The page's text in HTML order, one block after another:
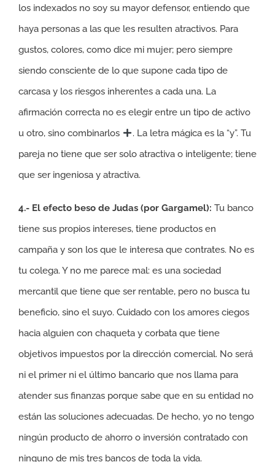
los indexados no soy su mayor defensor, entiendo que
haya personas a las que les resulten atractivos. Para
gustos, colores, como dice mi mujer; pero siempre
siendo consciente de lo que supone cada tipo de
carcasa y los riesgos inherentes a cada una. La
afirmación correcta no es elegir entre un tipo de activo
u otro, sino combinarlos
. La letra mágica es la “y”. Tu
pareja no tiene que ser solo atractiva o inteligente; tiene
que ser ingeniosa y atractiva.
4.- El efecto beso de Judas (por Gargamel): Tu banco
tiene sus propios intereses, tiene productos en
campaña y son los que le interesa que contrates. No es
tu colega. Y no me parece mal: es una sociedad
mercantil que tiene que ser rentable, pero no busca tu
beneficio, sino el suyo. Cuidado con los amores ciegos
hacia alguien con chaqueta y corbata que tiene
objetivos impuestos por la dirección comercial. No será
ni el primer ni el último bancario que nos llama para
atender sus finanzas porque sabe que en su entidad no
están las soluciones adecuadas. De hecho, yo no tengo
ningún producto de ahorro o inversión contratado con
ninguno de mis tres bancos de toda la vida.